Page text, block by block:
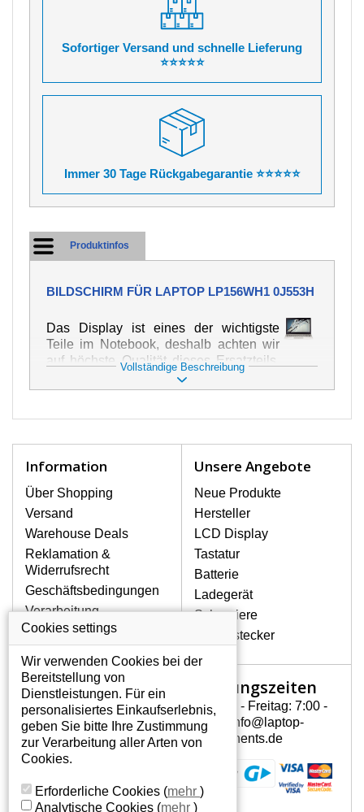
Sofortiger Versand und schnelle Lieferung
⭐⭐⭐⭐⭐
Immer 30 Tage Rückgabegarantie ⭐⭐⭐⭐⭐
Produktinfos
BILDSCHIRM FÜR LAPTOP LP156WH1 0J553H
Das Display ist eines der wichtigste
Teile im Notebook, deshalb achten wir
auf höchste Qualität dieses Ersatzteils.
Er dient zur Darstellung von Texten und
Bildern in verschiedener Form. Zu
Notebook höchst vorsichtig umzugehen.
gehören mechanische Schäden, z. B.
ein geborstenes Display oder Risse.
Ferner senkrechte Streifen, das Display
ist ungleichmäßig hell.
LCD DISPLAYS LP156WH1 0J553H
VON HÖCHSTER QUALITÄT!
Auf Lager halten wir nur
Originaldisplays, die die hohe
Qualitätsklasse A+ erfüllen, also ohne
mangelhafte Pixel, und zwar über die
gesamte Garantiezeit. Zum Beispiel
von den globalen Herstellern AUO,
Chi-Mei, Toshiba, Hannstar,
Chunghwa, Samsung, LG Phillips und
Sharp.
WIE KÖNNEN SIE FESTSTELLEN,
WELCHES DISPLAY SIE FÜR IHREN
Vollständige Beschreibung
Information
Über Shopping
Versand
Warehouse Deals
Reklamation &
Widerrufsrecht
Geschäftsbedingungen
Verarbeitung
personenbezogener
Daten
Über uns - Impressum
Unsere Angebote
Neue Produkte
Hersteller
LCD Display
Tastatur
Batterie
Ladegerät
Scharniere
Gerätestecker
Mein Konto
Mein Konto
Persönliche Daten
Addressen
Öffnungszeiten
Montag - Freitag: 7:00 -
15:30 info@laptop-
components.de
Cookies settings
Wir verwenden Cookies bei der
Bereitstellung von
Dienstleistungen. Für ein
personalisiertes Einkaufserlebnis,
geben Sie bitte Ihre Zustimmung
zur Verarbeitung aller Arten von
Cookies.
Erforderliche Cookies (mehr )
Analytische Cookies (mehr )